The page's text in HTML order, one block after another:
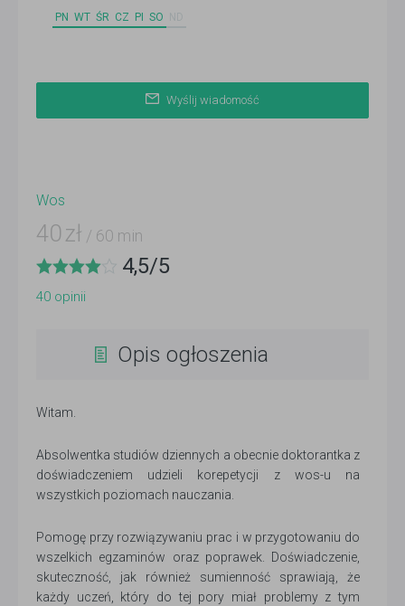
PN WT ŚR CZ PI SO
Wyślij wiadomość
Wos
40 zł / 60 min
4,5/5
40 opinii
Opis ogłoszenia
Witam.
Absolwentka studiów dziennych a obecnie doktorantka z
doświadczeniem udzieli korepetycji z wos-u na
wszystkich poziomach nauczania.
Pomogę przy rozwiązywaniu prac i w przygotowaniu do
wszelkich egzaminów oraz poprawek. Doświadczenie,
skuteczność, jak również sumienność sprawiają, że
każdy uczeń, który do tej pory miał problemy z tym